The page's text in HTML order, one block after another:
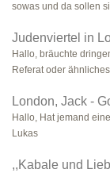
sowas und da sollen
Judenviertel in
Hallo, bräuchte
Referat oder
London, Jack -
Hallo, Hat jemand
Lukas
,,Kabale und